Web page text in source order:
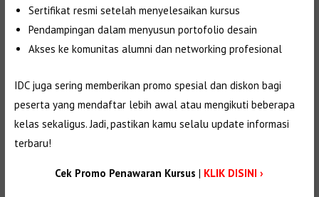
Sertifikat resmi setelah menyelesaikan kursus
Pendampingan dalam menyusun portofolio desain
Akses ke komunitas alumni dan networking profesional
IDC juga sering memberikan promo spesial dan diskon bagi
peserta yang mendaftar lebih awal atau mengikuti beberapa
kelas sekaligus. Jadi, pastikan kamu selalu update informasi
terbaru!
Cek Promo Penawaran Kursus| KLIK DISINI ›